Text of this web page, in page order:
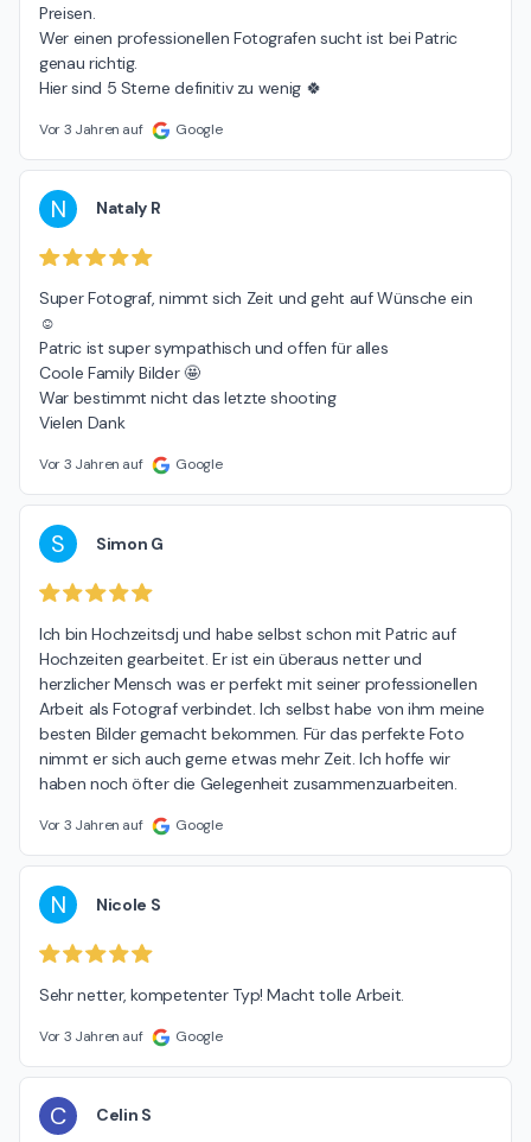
Preisen.
Wer einen professionellen Fotografen sucht ist bei Patric
genau richtig.
Hier sind 5 Sterne definitiv zu wenig 🍀
Vor 3 Jahren auf Google
N Nataly R
Super Fotograf, nimmt sich Zeit und geht auf Wünsche ein
☺️
Patric ist super sympathisch und offen für alles
Coole Family Bilder 🤩
War bestimmt nicht das letzte shooting
Vielen Dank
Vor 3 Jahren auf Google
S Simon G
Ich bin Hochzeitsdj und habe selbst schon mit Patric auf
Hochzeiten gearbeitet. Er ist ein überaus netter und
herzlicher Mensch was er perfekt mit seiner professionellen
Arbeit als Fotograf verbindet. Ich selbst habe von ihm meine
besten Bilder gemacht bekommen. Für das perfekte Foto
nimmt er sich auch gerne etwas mehr Zeit. Ich hoffe wir
haben noch öfter die Gelegenheit zusammenzuarbeiten.
Vor 3 Jahren auf Google
N Nicole S
Sehr netter, kompetenter Typ! Macht tolle Arbeit.
Vor 3 Jahren auf Google
C Celin S